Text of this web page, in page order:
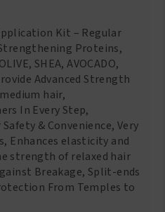
Kit – Regular
Proteins,
SHEA, AVOCADO,
Advanced Strength
hair,
In Every Step,
& Convenience, Very
Enhances elasticity and
strength of relaxed hair
Breakage, Split-ends
From Temples to